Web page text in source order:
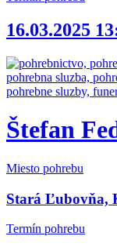
16.03.2025
Štefan
Miesto pohrebu
Stará Ľubovňa,
Termín pohrebu